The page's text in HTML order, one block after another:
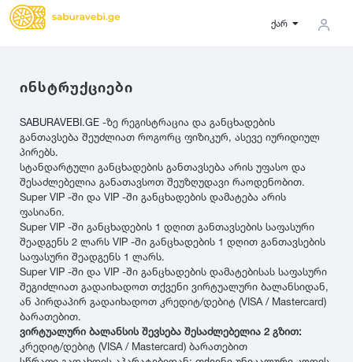
ქარ
ზამთრის
ზაფხულის
ყველა სეზონის
სიგანე
31
35
37
135
145
155
165
175
185
195
205
Lassa
Michelin
Bridgestone
Continental
Goodyear
საქართველო
გერმანია
იაპონია
აშშ
ჩინეთი
კორეა
საფრანგეთი
იტალია
ფინეთი
რუსეთი
თურქეთი
5 5000
10 -100
1000 - 3000 3000 -5000
ფასი
ფასი შეთანხმებით
2027
2026
2025
2024
2023
მდგომარეობა
ახალი
მეორადი
რესტავრირებული
გამყიდველის ტიპი
კერძო პირი
ინსტრუქციები
SABURAVEBI.GE -ზე რეგისტრაცია და განცხადების
განთავსება შეუძლიათ როგორც ფიზიკურ, ასევე იურიდიულ
პირებს.
სტანდარტული განცხადების განთავსება არის უფასო და
შესაძლებელია განათავსოთ შეუზღუდავი რაოდენობით.
Super VIP -ში და VIP -ში განცხადების დამატება არის
ფასიანი.
Super VIP -ში განცხადების 1 დღით განთავსების საფასური
შეადგენს 2 ლარს VIP -ში განცხადების 1 დღით განთავსების
საფასური შეადგენს 1 ლარს.
Super VIP -ში და VIP -ში განცხადების დამატებისას საფასური
შეგიძლიათ გადაიხადოთ თქვენი ვირტუალური ბალანსიდან,
ან პირდაპირ გადაიხადოთ კრედიტ/დებიტ (VISA / Mastercard)
ბარათებით.
ვირტუალური ბალანსის შევსება შესაძლებელია 2 გზით:
კრედიტ/დებიტ (VISA / Mastercard) ბარათებით